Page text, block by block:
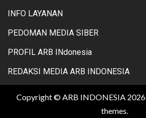
INFO LAYANAN
PEDOMAN MEDIA SIBER
PROFIL ARB INdonesia
REDAKSI MEDIA ARB INDONESIA
Copyright © ARB INDONESIA 2026
themes.